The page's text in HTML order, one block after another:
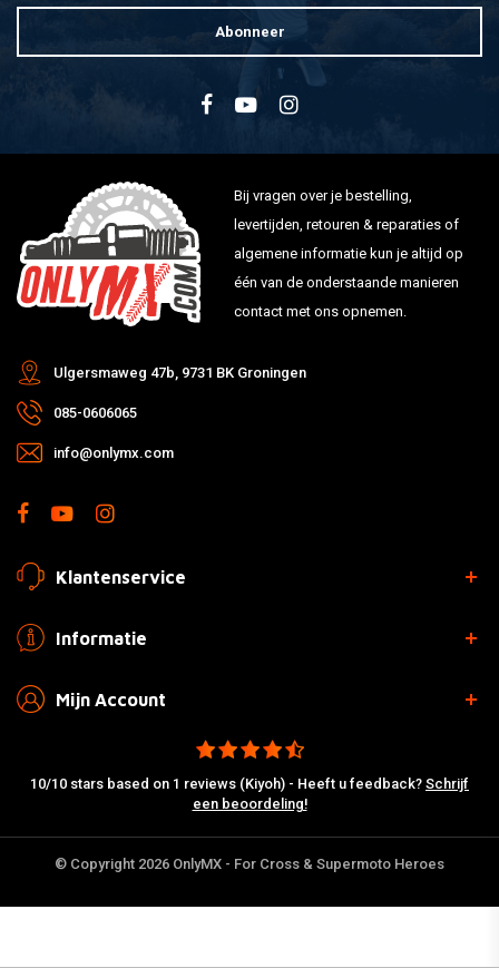
Abonneer
Bij vragen over je bestelling,
levertijden, retouren & reparaties of
algemene informatie kun je altijd op
één van de onderstaande manieren
contact met ons opnemen.
Ulgersmaweg 47b, 9731 BK Groningen
085-0606065
info@onlymx.com
Klantenservice
Informatie
Mijn Account
10/10 stars based on 1 reviews (Kiyoh) - Heeft u feedback? Schrijf
een beoordeling!
© Copyright 2026 OnlyMX - For Cross & Supermoto Heroes